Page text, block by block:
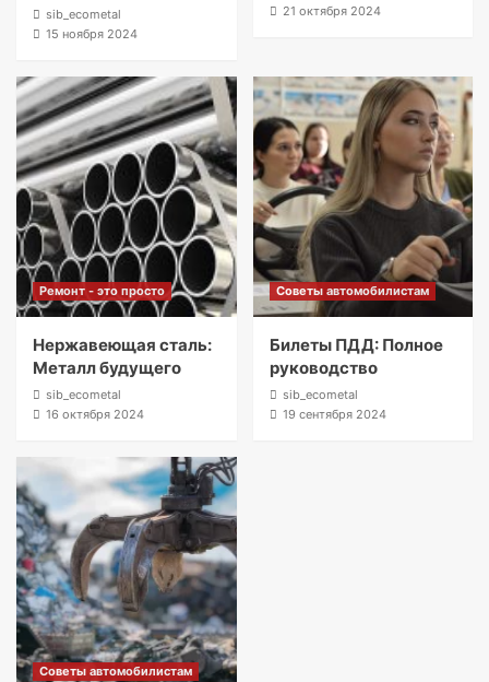
sib_ecometal
15 ноября 2024
21 октября 2024
Ремонт - это просто
Нержавеющая сталь:
Металл будущего
sib_ecometal
16 октября 2024
Советы автомобилистам
Билеты ПДД: Полное
руководство
sib_ecometal
19 сентября 2024
Советы автомобилистам